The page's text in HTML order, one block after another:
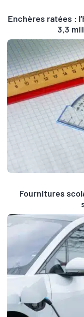
Enchères ratées :
3,3
Fournitures